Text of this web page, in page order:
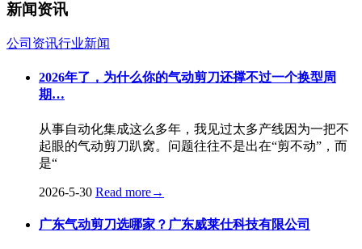
新闻资讯
公司资讯行业新闻
2026年了，为什么你的气动剪刀还撑不过一个换型周
期…
从事自动化集成这么多年，我见过太多产线因为一把不
起眼的气动剪刀趴窝。问题往往不是出在“剪不动”，而
是“
2026-5-30 Read more→
广东气动剪刀选哪家？广东威莱仕科技有限公司